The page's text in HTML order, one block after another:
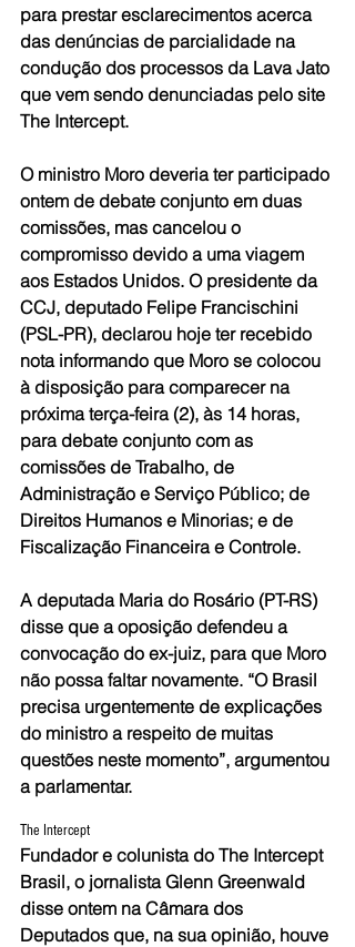
para prestar esclarecimentos acerca
das denúncias de parcialidade na
condução dos processos da Lava Jato
que vem sendo denunciadas pelo site
The Intercept.
O ministro Moro deveria ter participado
ontem de debate conjunto em duas
comissões, mas cancelou o
compromisso devido a uma viagem
aos Estados Unidos. O presidente da
CCJ, deputado Felipe Francischini
(PSL-PR), declarou hoje ter recebido
nota informando que Moro se colocou
à disposição para comparecer na
próxima terça-feira (2), às 14 horas,
para debate conjunto com as
comissões de Trabalho, de
Administração e Serviço Público; de
Direitos Humanos e Minorias; e de
Fiscalização Financeira e Controle.
A deputada Maria do Rosário (PT-RS)
disse que a oposição defendeu a
convocação do ex-juiz, para que Moro
não possa faltar novamente. “O Brasil
precisa urgentemente de explicações
do ministro a respeito de muitas
questões neste momento”, argumentou
a parlamentar.
The Intercept
Fundador e colunista do The Intercept
Brasil, o jornalista Glenn Greenwald
disse ontem na Câmara dos
Deputados que, na sua opinião, houve